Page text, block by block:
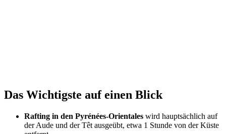
Das Wichtigste auf einen Blick
Rafting in den Pyrénées-Orientales wird hauptsächlich auf
der Aude und der Têt ausgeübt, etwa 1 Stunde von der Küste